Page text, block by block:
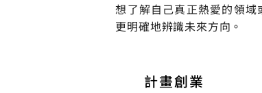
想了解自己真正熱愛的領域
更明確地辨識未來方向。
計畫創業